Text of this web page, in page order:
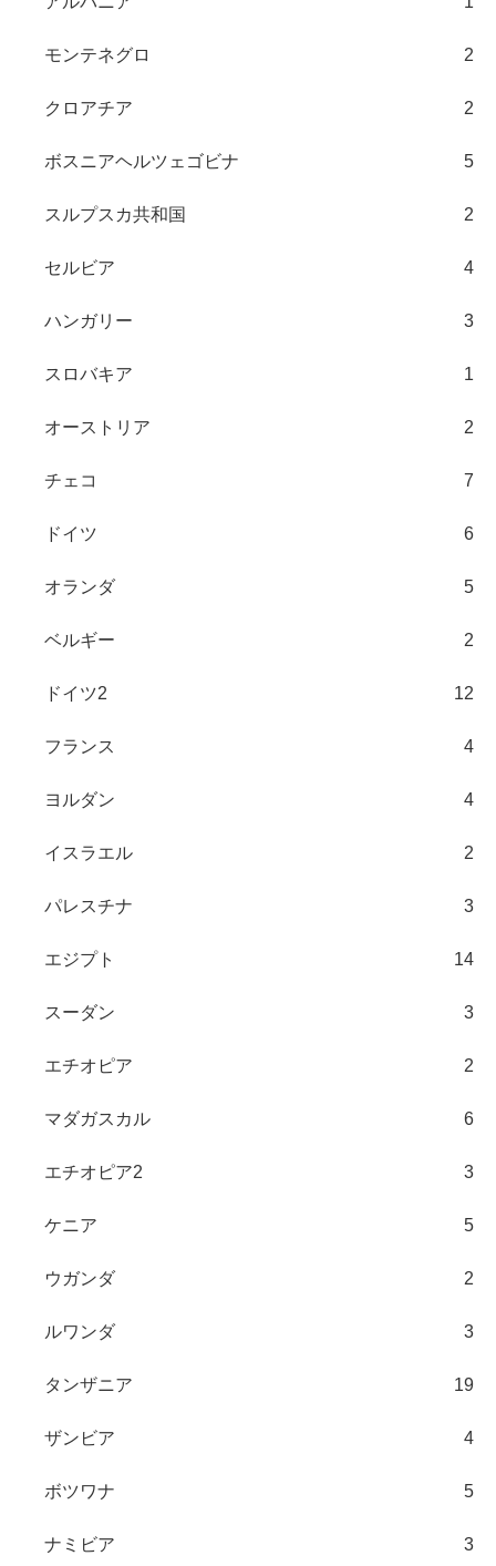
モンテネグロ 2
クロアチア 2
ボスニアヘルツェゴビナ 5
スルプスカ共和国 2
セルビア 4
ハンガリー 3
スロバキア 1
オーストリア 2
チェコ 7
ドイツ 6
オランダ 5
ベルギー 2
ドイツ2 12
フランス 4
ヨルダン 4
イスラエル 2
パレスチナ 3
エジプト 14
スーダン 3
エチオピア 2
マダガスカル 6
エチオピア2 3
ケニア 5
ウガンダ 2
ルワンダ 3
タンザニア 19
ザンビア 4
ボツワナ 5
ナミビア 3